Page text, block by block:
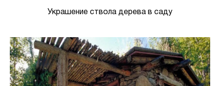
Украшение ствола дерева в саду